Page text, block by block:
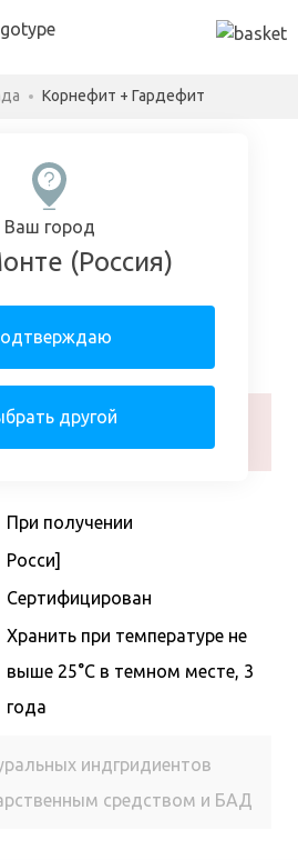
Ваш город
(Россия)
другой
Корнефит + Гардефит
171 отзыв
l
и заменен на:
БиоГард
При получении
Росси]
Сертифицирован
Хранить при температуре не
выше 25°С в темном месте, 3
года
индгридиентов
средством и БАД